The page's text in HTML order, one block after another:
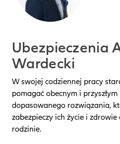
Ubezpieczenia
Wardecki
W swojej codziennej pracy
pomagać obecnym i
dopasowanego rozwiązania,
zabezpieczy ich życie i
rodzinie.